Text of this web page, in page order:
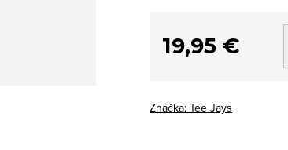
19,95 €
Značka: Tee Jays